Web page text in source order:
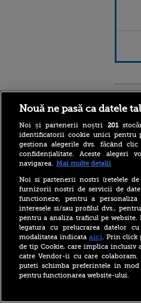
Nouă ne pasă ca datele
Noi și partenerii noștri 201
identificatorii cookie unici pentru
gestiona alegerile dvs. făcând
confidențialitate. Aceste
navigarea. Mai multe detalii
Noi si partenerii nostri (retelele
furnizorii nostri de servicii de
functioneze, pentru a
interesele si/sau profilul dvs.,
pentru a analiza traficul pe website.
legatura cu prelucrarea datelor
modalitatea indicata aici. Prin click
de tip Cookie, care implica inclusiv
catre Vendor-ii cu care colaboram.
puteti schimba preferintele in
pentru functionarea website-ului.